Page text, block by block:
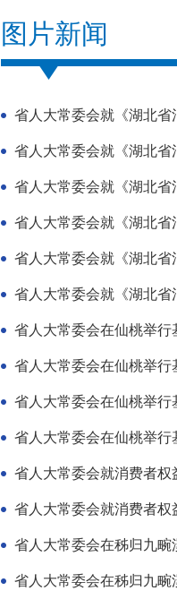
图片新闻
省人大常委会就《湖北
省人大常委会就《湖北
省人大常委会就《湖北
省人大常委会就《湖北
省人大常委会就《湖北
省人大常委会就《湖北
省人大常委会在仙桃举行
省人大常委会在仙桃举行
省人大常委会在仙桃举行
省人大常委会在仙桃举行
省人大常委会就消费者
省人大常委会就消费者